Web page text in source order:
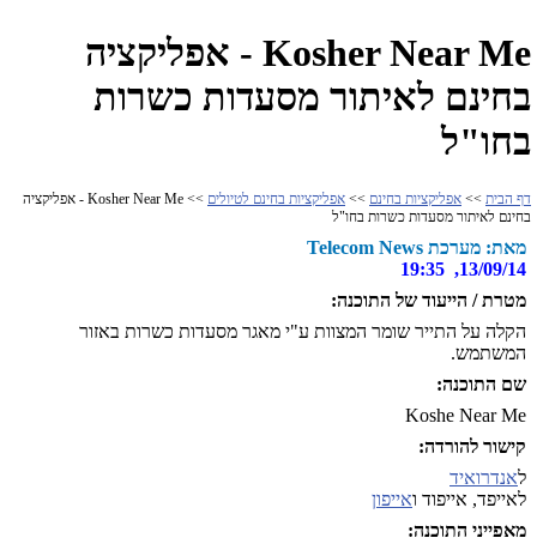
Kosher Near Me - אפליקציה
בחינם לאיתור מסעדות כשרות
בחו"ל
דף הבית >> אפליקציות בחינם >> אפליקציות בחינם לטיולים
>> Kosher Near Me - אפליקציה
בחינם לאיתור מסעדות כשרות בחו"ל
מאת: מערכת Telecom News
13/09/14, 19:35
מטרת / הייעוד של התוכנה:
הקלה על התייר שומר המצוות ע"י מאגר מסעדות כשרות באזור
המשתמש.
שם התוכנה:
Koshe Near Me
קישור להורדה:
לאנדרואיד
לאייפד, אייפוד ואייפון
מאפייני התוכנה: